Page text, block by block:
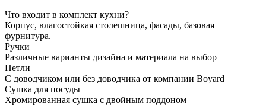
Что входит в комплект кухни?
Корпус, влагостойкая столешница, фасады, базовая
фурнитура.
Ручки
Различные варианты дизайна и материала на выбор
Петли
С доводчиком или без доводчика от компании Boyard
Сушка для посуды
Хромированная сушка с двойным поддоном